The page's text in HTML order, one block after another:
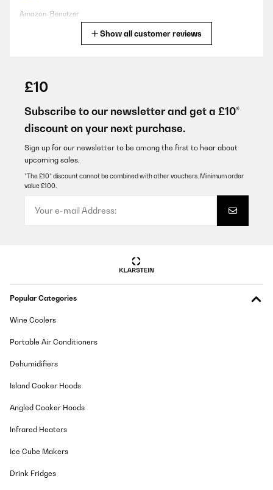
Amazon-Benutzer
avevo sbagliato
Utente Amazon
Translate
VERIFIED REVIEW
Schnelle Lieferung, freundliche Mail vom Hersteller mit Infos zum
VERIFIED REVIEW
Amazon-Benutzer
Vielen Dank, kaufe gern wieder bei Ihnen
Amazon-Benutzer
Show all customer reviews
£10
Subscribe to our newsletter and get a £10*
discount on your next purchase.
Sign up for our newsletter to be among the first to hear about
upcoming sales.
*The £10* discount cannot be combined with other vouchers. Minimum order
value £100.
Popular Categories
Wine Coolers
Portable Air Conditioners
Dehumidifiers
Island Cooker Hoods
Angled Cooker Hoods
Infrared Heaters
Ice Cube Makers
Drink Fridges